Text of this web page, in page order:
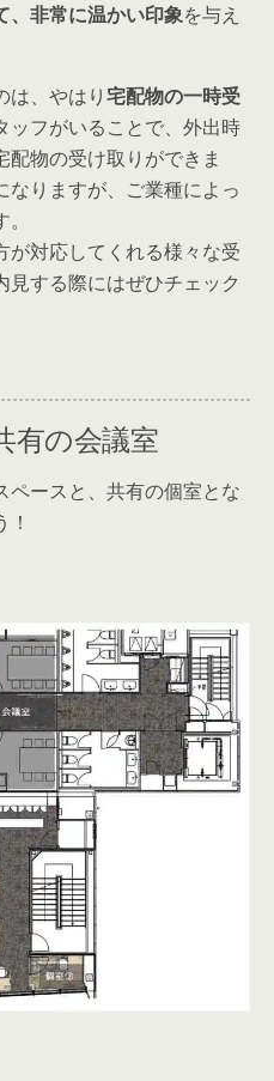
、非常に温かい印象を与え
は、やはり宅配物の一時受
ッフがいることで、外出時
物の受け取りができま
りますが、ご業種によっ
が対応してくれる様々な受
する際にはぜひチェック
有の会議室
ペースと、共有の個室とな